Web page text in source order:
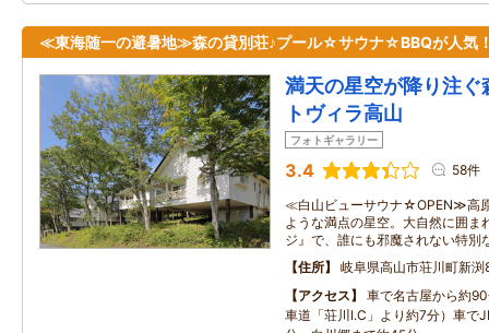
≪東海随一の避暑地≫森の貸別荘♪プール☆サウナ☆BBQが人気
満天の星空が降り注
トヴィラ高山
フォトギャラリー
3.4 58件
≪白山ビューサウナ☆OPEN≫高
ような満点の星空。大自然に囲ま
ジ』で、誰にも邪魔されない特別
住所
岐阜県高山市荘川町新
アクセス
車で名古屋から約
車道「荘川I.C」より約7分）車で